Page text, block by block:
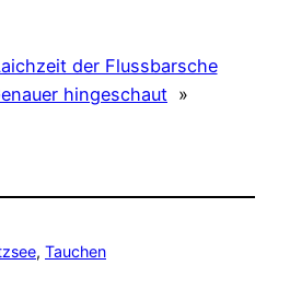
der Flussbarsche
hingeschaut »
, Tauchen